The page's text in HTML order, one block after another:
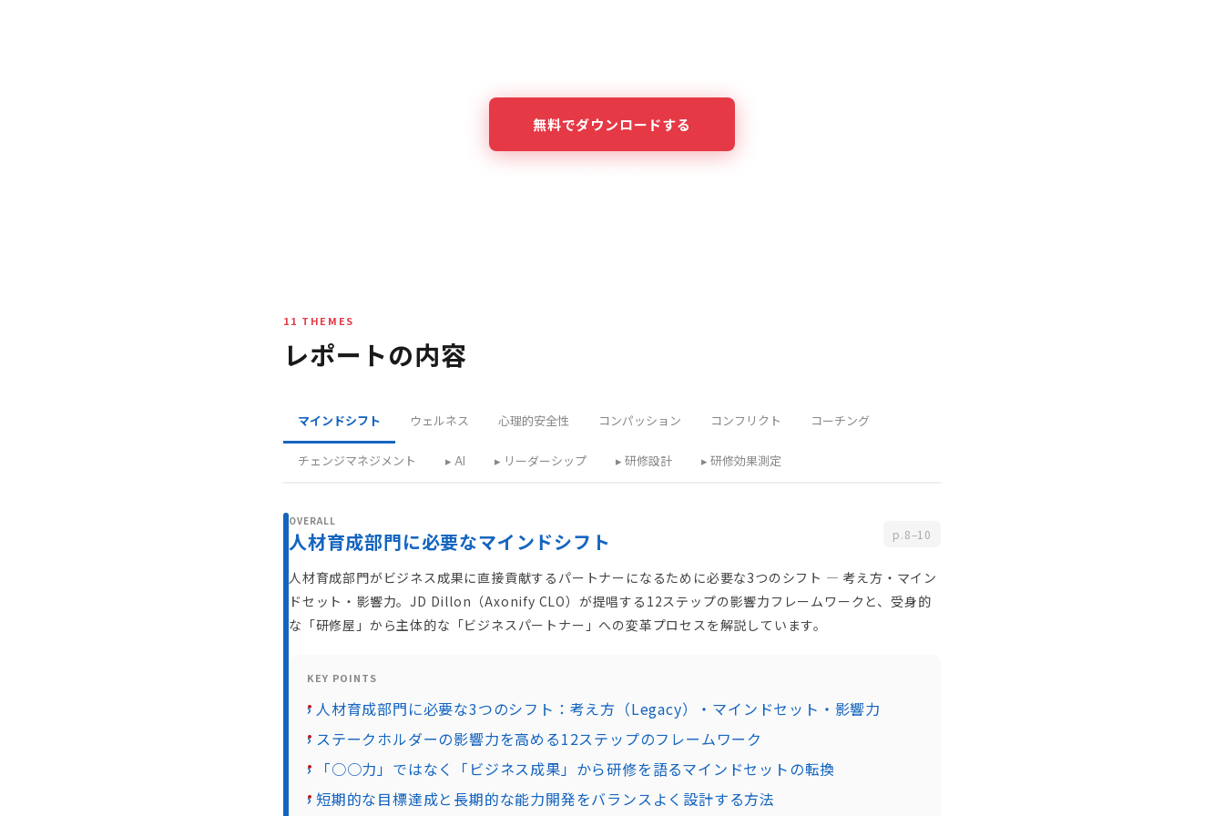
無料でダウンロードする
11 THEMES
レポートの内容
マインドシフト ウェルネス 心理的安全性 コンパッション コンフリクト コーチング
チェンジマネジメント ▸ AI ▸ リーダーシップ ▸ 研修設計 ▸ 研修効果測定
OVERALL
人材育成部門に必要なマインドシフト p.8–10
人材育成部門がビジネス成果に直接貢献するパートナーになるために必要な3つのシフト — 考え方・マイン
ドセット・影響力。JD Dillon（Axonify CLO）が提唱する12ステップの影響力フレームワークと、受身的
な「研修屋」から主体的な「ビジネスパートナー」への変革プロセスを解説しています。
KEY POINTS
人材育成部門に必要な3つのシフト：考え方（Legacy）・マインドセット・影響力
ステークホルダーの影響力を高める12ステップのフレームワーク
「○○力」ではなく「ビジネス成果」から研修を語るマインドセットの転換
短期的な目標達成と長期的な能力開発をバランスよく設計する方法